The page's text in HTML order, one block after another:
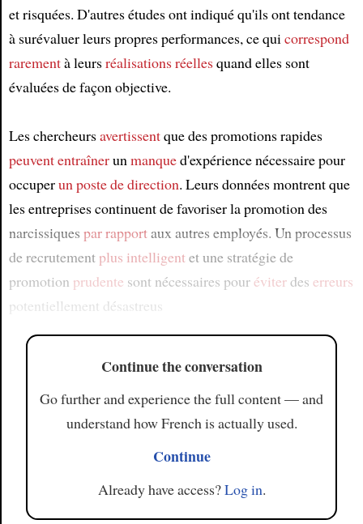
et risquées. D'autres études ont indiqué qu'ils ont tendance
à surévaluer leurs propres performances, ce qui correspond
rarementà leursréalisations réellesquand elles sont
évaluées de façon objective.
Les chercheursavertissentque des promotions rapides
peuvent entraînerun manqued'expérience nécessaire pour
occuperun poste de direction. Leurs données montrent que
les entreprises continuent de favoriser la promotion des
narcissiques par rapportaux autres employés. Un processus
de recrutement plus intelligentet une stratégie de
promotion prudente sont nécessaires pouréviterdes erreurs
potentiellement désastreus
Continue the conversation
Go further and experience the full content — and
understand how French is actually used.
Continue
Already have access?Log in.